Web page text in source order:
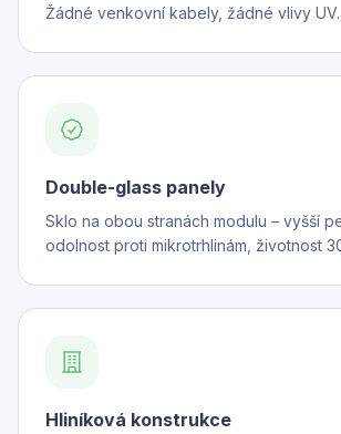
Žádné venkovní kabely, žádné vlivy UV.
Double-glass panely
Sklo na obou stranách modulu – vyšší
odolnost proti mikrotrhlinám, životnost
Hliníková konstrukce